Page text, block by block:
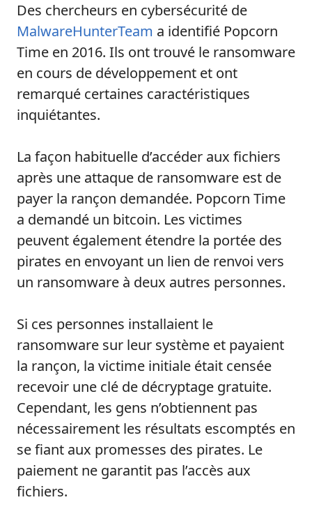
Des chercheurs en cybersécurité de
MalwareHunterTeam a identifié Popcorn
Time en 2016. Ils ont trouvé le ransomware
en cours de développement et ont
remarqué certaines caractéristiques
inquiétantes.
La façon habituelle d’accéder aux fichiers
après une attaque de ransomware est de
payer la rançon demandée. Popcorn Time
a demandé un bitcoin. Les victimes
peuvent également étendre la portée des
pirates en envoyant un lien de renvoi vers
un ransomware à deux autres personnes.
Si ces personnes installaient le
ransomware sur leur système et payaient
la rançon, la victime initiale était censée
recevoir une clé de décryptage gratuite.
Cependant, les gens n’obtiennent pas
nécessairement les résultats escomptés en
se fiant aux promesses des pirates. Le
paiement ne garantit pas l’accès aux
fichiers.